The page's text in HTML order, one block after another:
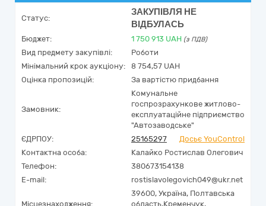
Статус:
ЗАКУПІВЛЯ НЕ
ВІДБУЛАСЬ
Бюджет: 1 750 913 UAH (з ПДВ)
Вид предмету закупівлі:
Роботи
Мінімальний крок аукціону:
8 754,57 UAH
Оцінка пропозицій:
За вартістю придбання
Замовник:
Комунальне
госпрозрахункове житлово-
експлуатаційне підприємство
"Автозаводське"
ЄДРПОУ:
25165297
Досьє YouControl
Контактна особа:
Калайко Ростислав Олегович
Телефон:
380673154138
E-mail:
rostislavolegovich049@ukr.net
Місцезнаходження:
39600, Україна, Полтавська
область,Кременчук,